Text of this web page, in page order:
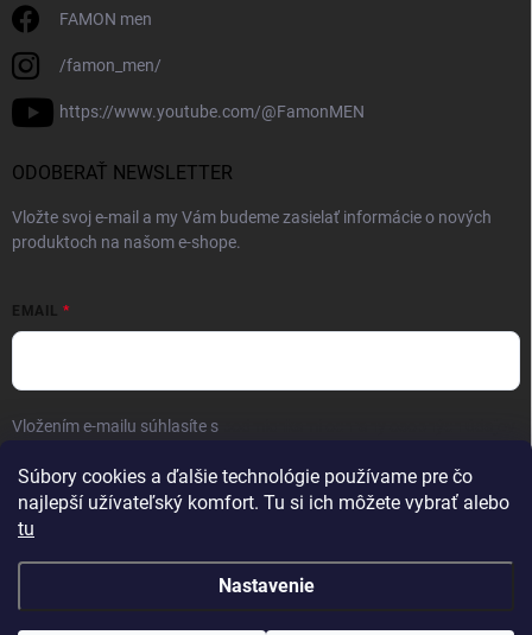
Súbory cookies a ďalšie technológie používame pre čo
najlepší užívateľský komfort. Tu si ich môžete vybrať alebo
tu
Nastavenie
FAMON men
/famon_men/
https://www.youtube.com/@FamonMEN
ODOBERAŤ NEWSLETTER
Vložte svoj e-mail a my Vám budeme zasielať informácie o nových
produktoch na našom e-shope.
EMAIL
Vložením e-mailu súhlasíte s
Prihlásiť sa